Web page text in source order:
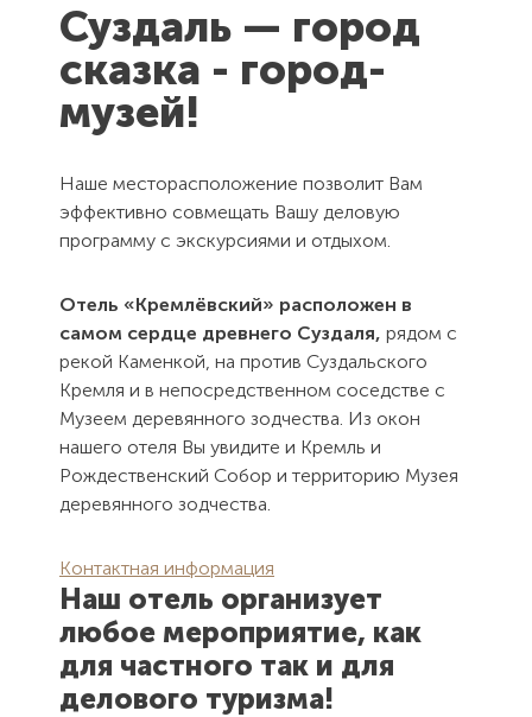
Суздаль — город
сказка - город-
музей!
Наше месторасположение позволит Вам
эффективно совмещать Вашу деловую
программу с экскурсиями и отдыхом.
Отель «Кремлёвский» расположен в
самом сердце древнего Суздаля, рядом с
рекой Каменкой, на против Суздальского
Кремля и в непосредственном соседстве с
Музеем деревянного зодчества. Из окон
нашего отеля Вы увидите и Кремль и
Рождественский Собор и территорию Музея
деревянного зодчества.
Контактная информация
Наш отель организует
любое мероприятие, как
для частного так и для
делового туризма!